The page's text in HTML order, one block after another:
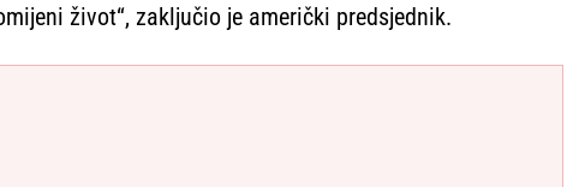
život“, zaključio je američki predsjednik.